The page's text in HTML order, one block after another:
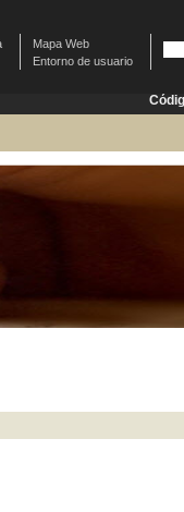
Mapa Web
Entorno de usuario